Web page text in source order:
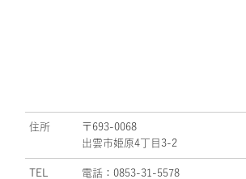
住所
〒693-0068
出雲市姫原4丁目3-2
TEL 電話：0853-31-5578